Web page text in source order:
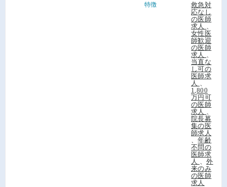
特徴
救急対
応なし
の医師
求人
女性医
師歓迎
の医師
求人
当直な
し可の
医師求
人
1,800
万円可
の医師
求人
院長募
集の医
師求人
、年齢
不問の
医師求
人
、外
来のみ
の医師
求人